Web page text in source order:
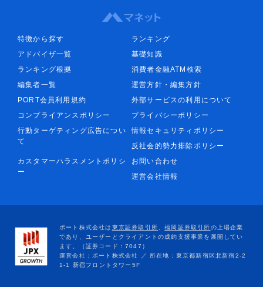
特徴から探す
ランキング
アドバイザ一覧
基礎知識
ランキング根拠
消費者金融ATM検索
編集者一覧
運営方針・編集方針
PORT会員利用規約
外部サービスの利用について
コンプライアンスポリシー
プライバシーポリシー
行動ターゲティング広告につい
て
情報セキュリティポリシー
反社会的勢力排除ポリシー
カスタマーハラスメントポリシ
ー
お問い合わせ
運営会社情報